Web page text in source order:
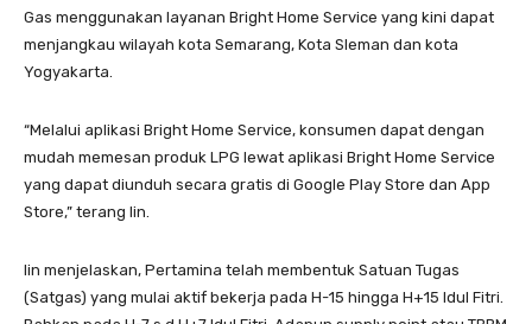
Gas menggunakan layanan Bright Home Service yang kini dapat
menjangkau wilayah kota Semarang, Kota Sleman dan kota
Yogyakarta.
“Melalui aplikasi Bright Home Service, konsumen dapat dengan
mudah memesan produk LPG lewat aplikasi Bright Home Service
yang dapat diunduh secara gratis di Google Play Store dan App
Store,” terang Iin.
Iin menjelaskan, Pertamina telah membentuk Satuan Tugas
(Satgas) yang mulai aktif bekerja pada H-15 hingga H+15 Idul Fitri.